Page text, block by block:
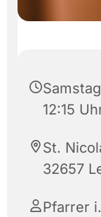
12:15
St.
32657
Pfarrer